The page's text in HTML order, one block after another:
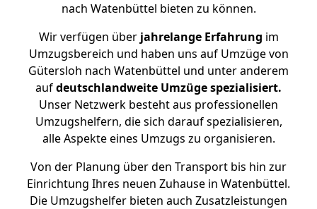
nach Watenbüttel bieten zu können.
Wir verfügen überjahrelange Erfahrung im
Umzugsbereich und haben uns auf Umzüge von
Gütersloh nach Watenbüttel und unter anderem
aufdeutschlandweite Umzüge spezialisiert.
Unser Netzwerk besteht aus professionellen
Umzugshelfern, die sich darauf spezialisieren,
alle Aspekte eines Umzugs zu organisieren.
Von der Planung über den Transport bis hin zur
Einrichtung Ihres neuen Zuhause in Watenbüttel.
Die Umzugshelfer bieten auch Zusatzleistungen